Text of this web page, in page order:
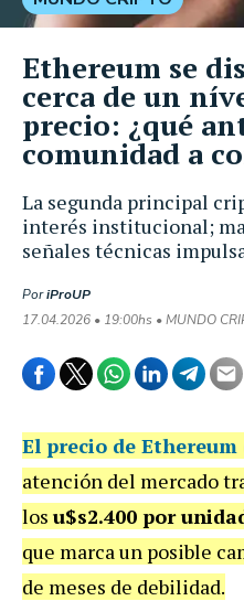
La segunda principal
interés institucional;
señales técnicas
PoriProUP
17.04.2026 • 19:00hs • MUNDO
Ethereum se
cerca de un
precio: ¿qué
comunidad a
El precio de Ethereum
atención del mercado
los u$s2.400 por
que marca un posible
de meses de debilidad.